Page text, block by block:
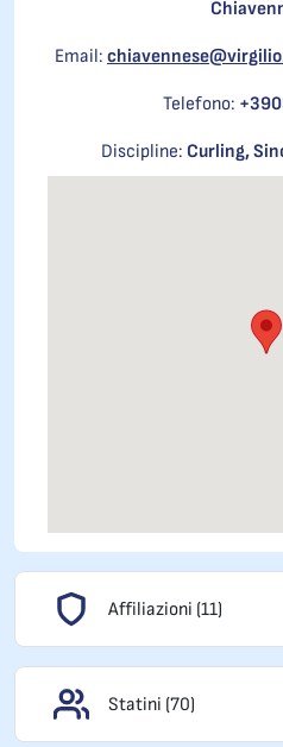
Email:
Telefono:
Discipline: Curling,
Affiliazioni (11)
Statini (70)